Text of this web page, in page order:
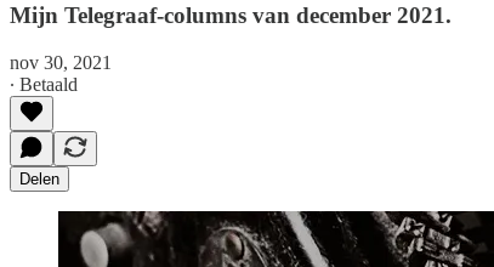
Mijn Telegraaf-columns van december 2021.
nov 30, 2021
∙ Betaald
Delen